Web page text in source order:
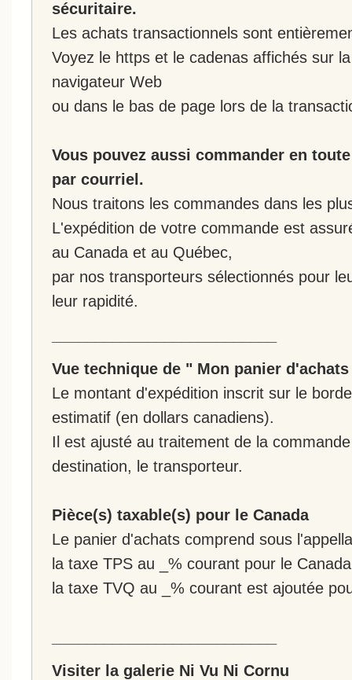
sécuritaire.
Les achats transactionnels sont
Voyez le https et le cadenas affichés sur
navigateur Web
ou dans le bas de page lors de la
Vous pouvez aussi commander en
par courriel.
Nous traitons les commandes dans les
L'expédition de votre commande est
au Canada et au Québec,
par nos transporteurs sélectionnés pour
leur rapidité.
Vue technique de " Mon panier
Le montant d'expédition inscrit sur le
estimatif (en dollars canadiens).
Il est ajusté au traitement de la
destination, le transporteur.
Pièce(s) taxable(s) pour le Canada
Le panier d'achats comprend sous
la taxe TPS au _% courant pour le
la taxe TVQ au _% courant est ajoutée
Visiter la galerie Ni Vu Ni Cornu